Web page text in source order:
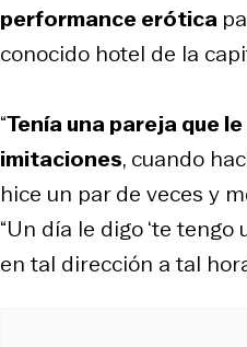
performance erótica
conocido hotel de la
“Tenía una pareja que
imitaciones, cuando
hice un par de veces y
“Un día le digo ‘te
en tal dirección a tal